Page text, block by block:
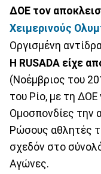
ΔΟΕ τον
Χειμερινούς
Οργισμένη
Η RUSADA είχε
(Νοέμβριος του
του Ρίο, με τη ΔΟΕ
Ομοσπονδίες την
Ρώσους αθλητές
σχεδόν στο
Αγώνες.